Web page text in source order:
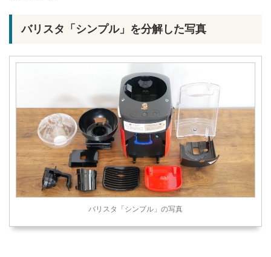
バリスタ「シンプル」を分解した写真
バリスタ「シンプル」の写真